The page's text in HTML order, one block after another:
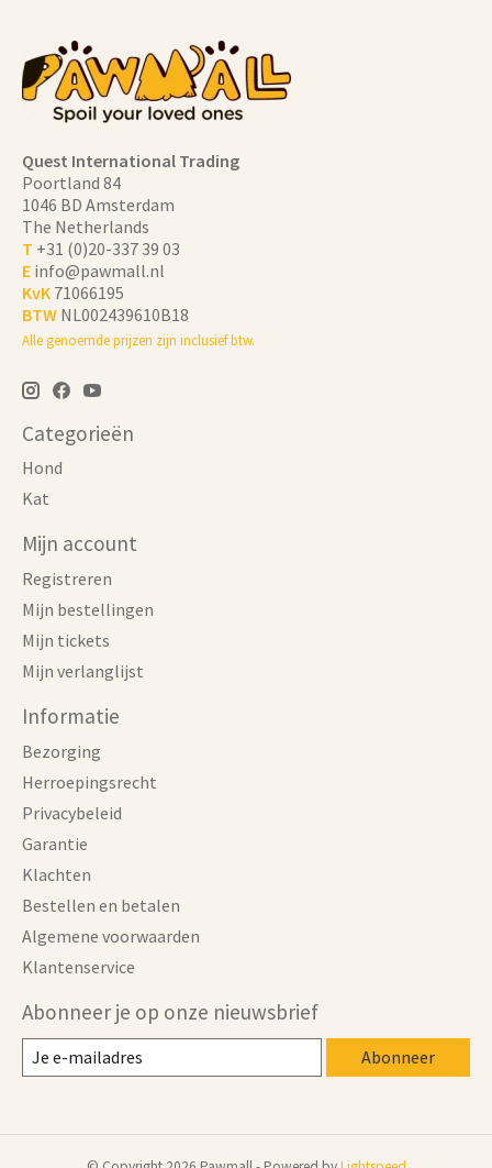
Quest International Trading
Poortland 84
1046 BD Amsterdam
The Netherlands
T +31 (0)20-337 39 03
E info@pawmall.nl
KvK 71066195
BTW NL002439610B18
Alle genoemde prijzen zijn inclusief btw.
Categorieën
Hond
Kat
Mijn account
Registreren
Mijn bestellingen
Mijn tickets
Mijn verlanglijst
Informatie
Bezorging
Herroepingsrecht
Privacybeleid
Garantie
Klachten
Bestellen en betalen
Algemene voorwaarden
Klantenservice
Abonneer je op onze nieuwsbrief
Abonneer